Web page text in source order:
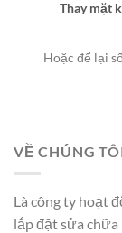
Thay mặt
Hoặc để lại
VỀ CHÚNG
Là công ty hoạt
lắp đặt sửa